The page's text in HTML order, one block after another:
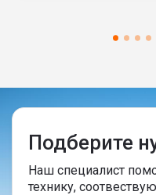
Подберите
Наш специалист
технику,